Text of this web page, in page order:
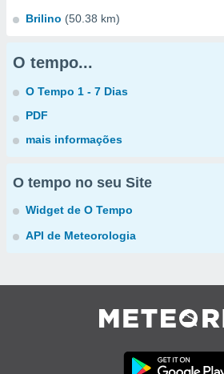
Brilino (50.38 km)
O tempo...
O Tempo 1 - 7 Dias
PDF
mais informações
O tempo no seu Site
Widget de O Tempo
API de Meteorologia